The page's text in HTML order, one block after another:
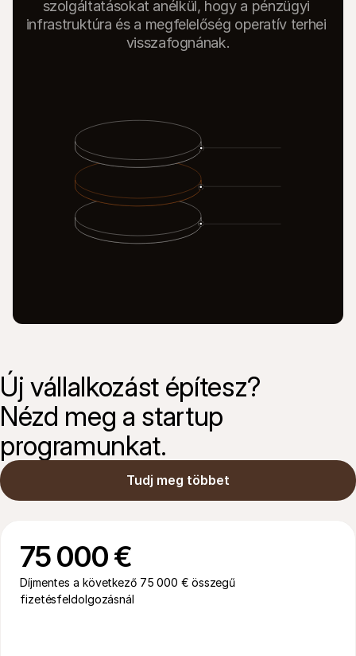
szolgáltatásokat anélkül, hogy a pénzügyi
infrastruktúra és a megfelelőség operatív terhei
visszafognának.
Új vállalkozást építesz?
Nézd meg a startup
programunkat.
Tudj meg többet
75 000 €
Díjmentes a következő 75 000 € összegű
fizetésfeldolgozásnál